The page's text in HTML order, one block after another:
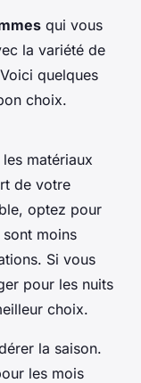
qui vous
la variété de
quelques
choix.
matériaux
de votre
optez pour
moins
Si vous
pour les nuits
choix.
la saison.
les mois